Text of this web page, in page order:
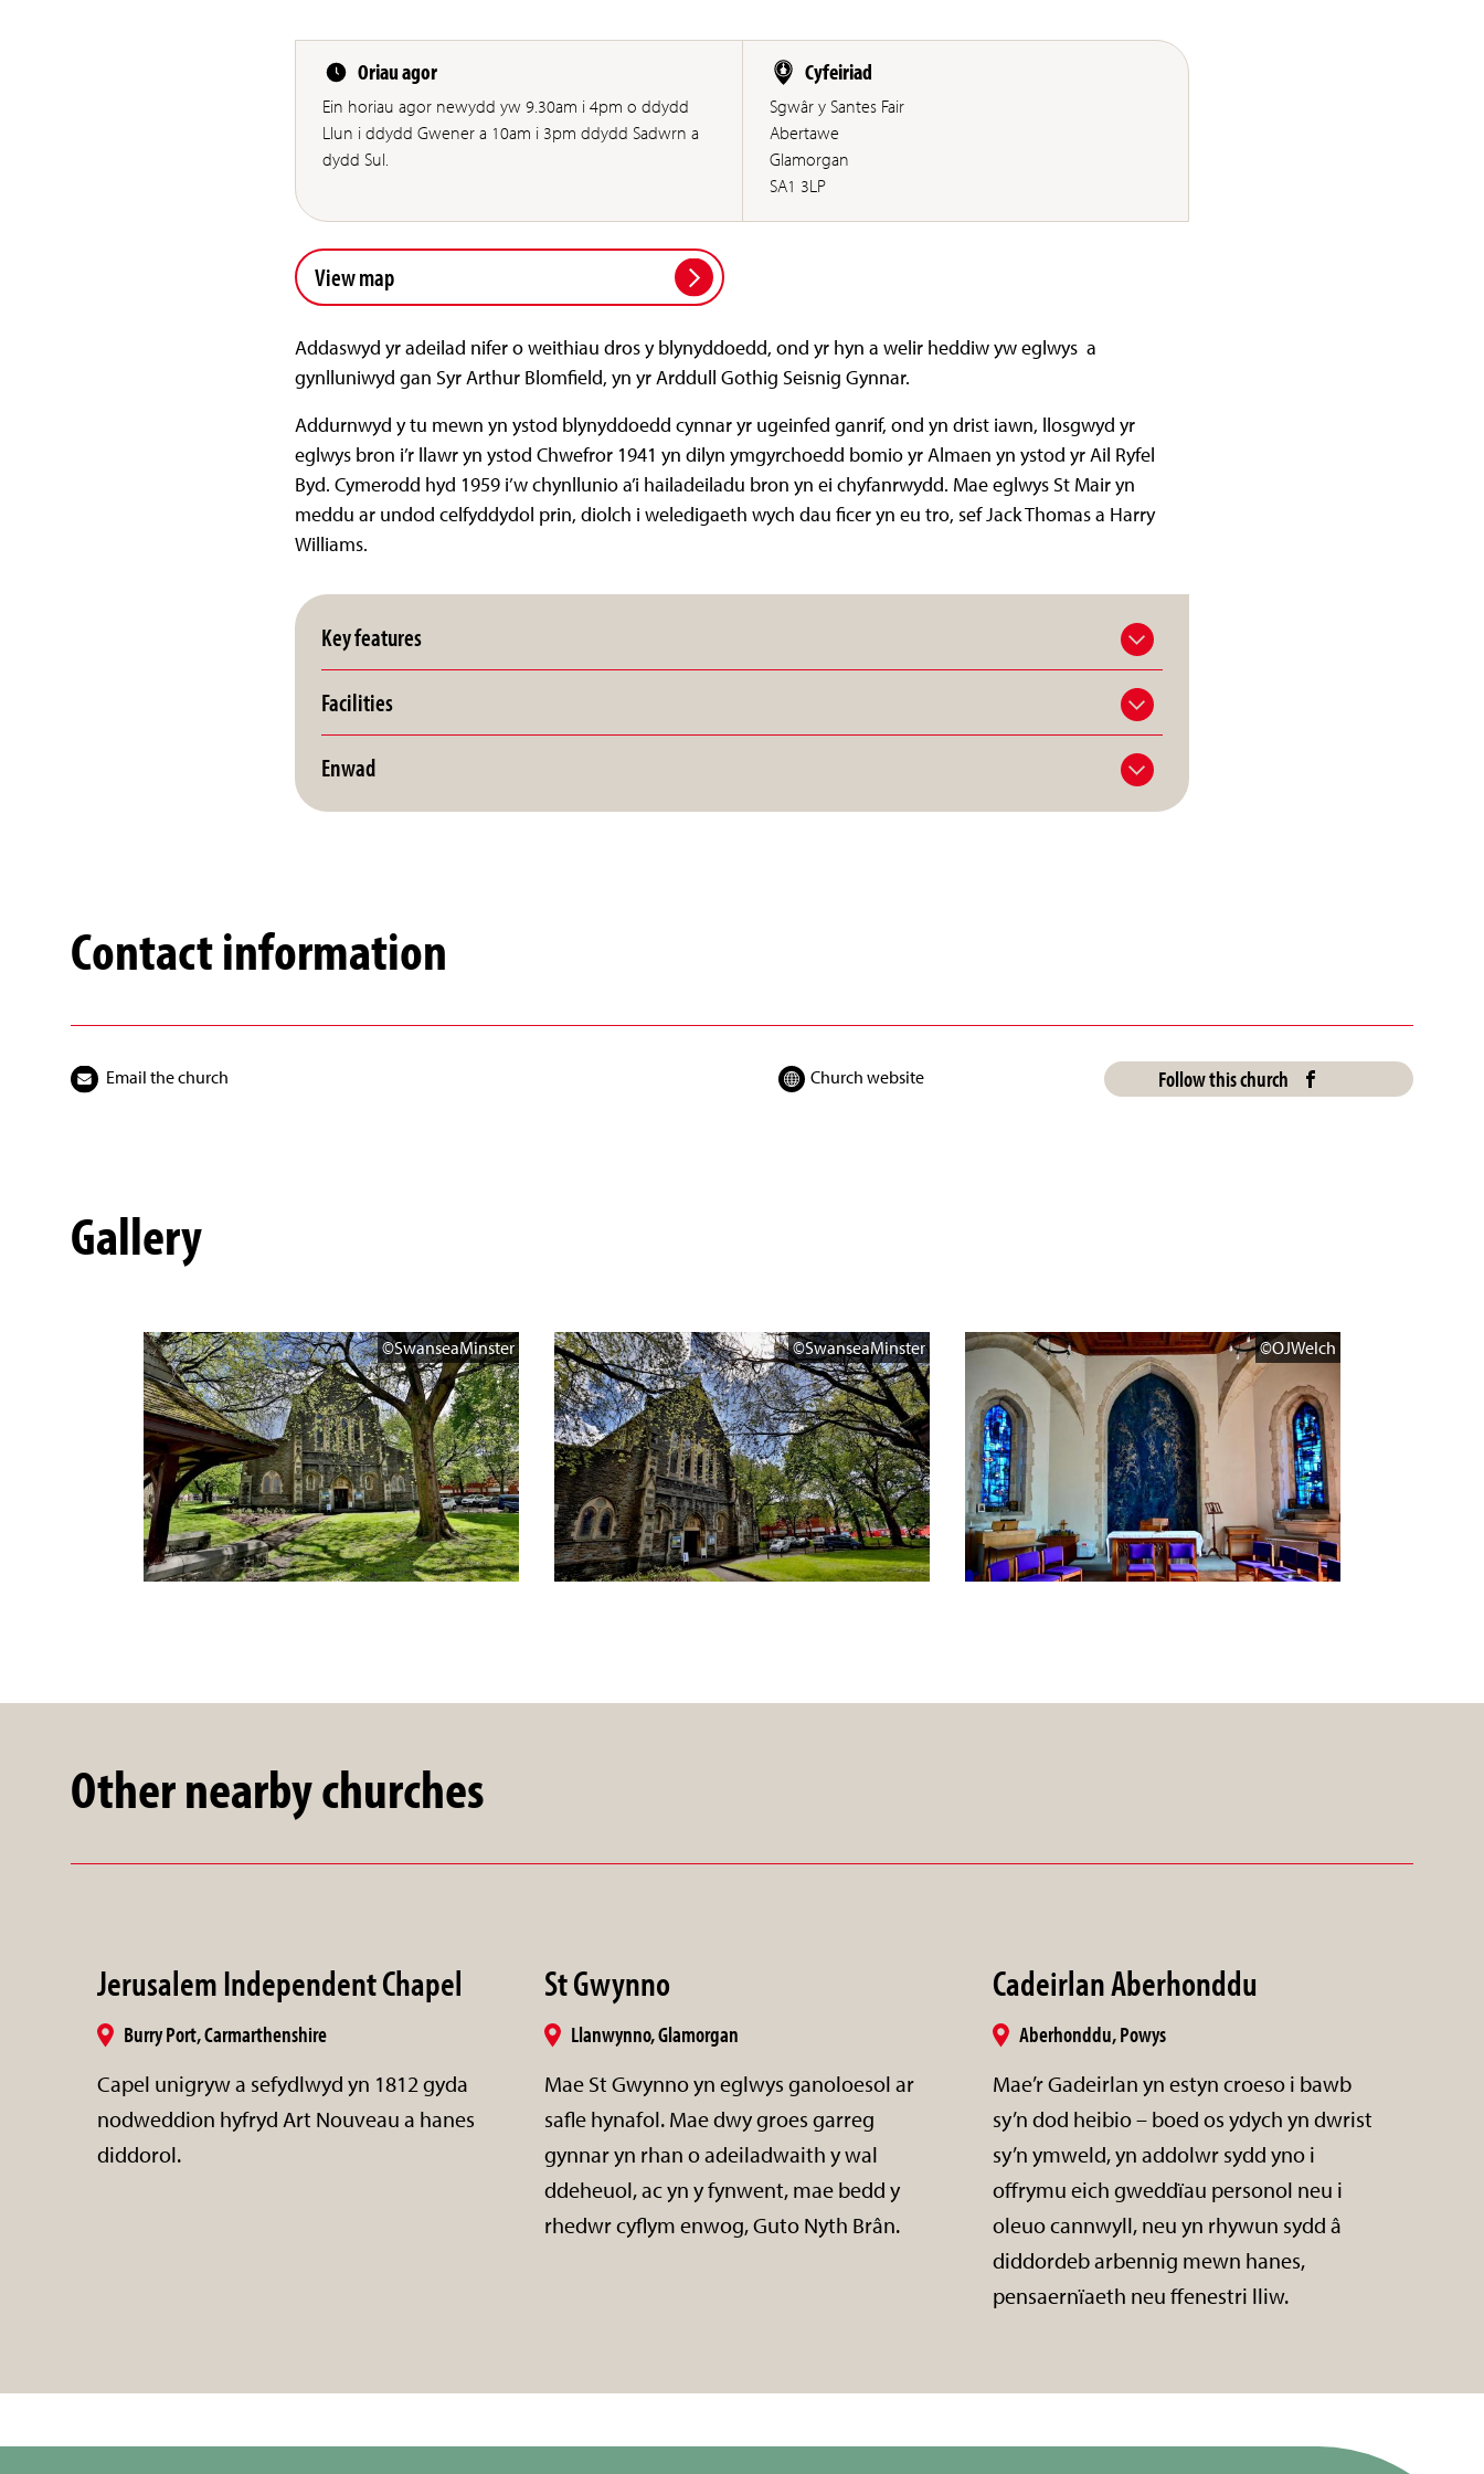
Oriau agor
Ein horiau agor newydd yw 9.30am i 4pm o ddydd
Llun i ddydd Gwener a 10am i 3pm ddydd Sadwrn a
dydd Sul.
Cyfeiriad
Sgwâr y Santes Fair
Abertawe
Glamorgan
SA1 3LP
View map
Addaswyd yr adeilad nifer o weithiau dros y blynyddoedd, ond yr hyn a welir heddiw yw eglwys a
gynlluniwyd gan Syr Arthur Blomfield, yn yr Arddull Gothig Seisnig Gynnar.
Addurnwyd y tu mewn yn ystod blynyddoedd cynnar yr ugeinfed ganrif, ond yn drist iawn, llosgwyd yr
eglwys bron i’r llawr yn ystod Chwefror 1941 yn dilyn ymgyrchoedd bomio yr Almaen yn ystod yr Ail Ryfel
Byd. Cymerodd hyd 1959 i’w chynllunio a’i hailadeiladu bron yn ei chyfanrwydd. Mae eglwys St Mair yn
meddu ar undod celfyddydol prin, diolch i weledigaeth wych dau ficer yn eu tro, sef Jack Thomas a Harry
Williams.
Key features
Facilities
Enwad
Contact information
Email the church Church website Follow this church
Gallery
©SwanseaMinster ©SwanseaMinster ©OJWelch
Other nearby churches
Jerusalem Independent Chapel
Burry Port, Carmarthenshire
Capel unigryw a sefydlwyd yn 1812 gyda
nodweddion hyfryd Art Nouveau a hanes
diddorol.
St Gwynno
Llanwynno, Glamorgan
Mae St Gwynno yn eglwys ganoloesol ar
safle hynafol. Mae dwy groes garreg
gynnar yn rhan o adeiladwaith y wal
ddeheuol, ac yn y fynwent, mae bedd y
rhedwr cyflym enwog, Guto Nyth Brân.
Cadeirlan Aberhonddu
Aberhonddu, Powys
Mae’r Gadeirlan yn estyn croeso i bawb
sy’n dod heibio – boed os ydych yn dwrist
sy’n ymweld, yn addolwr sydd yno i
offrymu eich gweddïau personol neu i
oleuo cannwyll, neu yn rhywun sydd â
diddordeb arbennig mewn hanes,
pensaernïaeth neu ffenestri lliw.